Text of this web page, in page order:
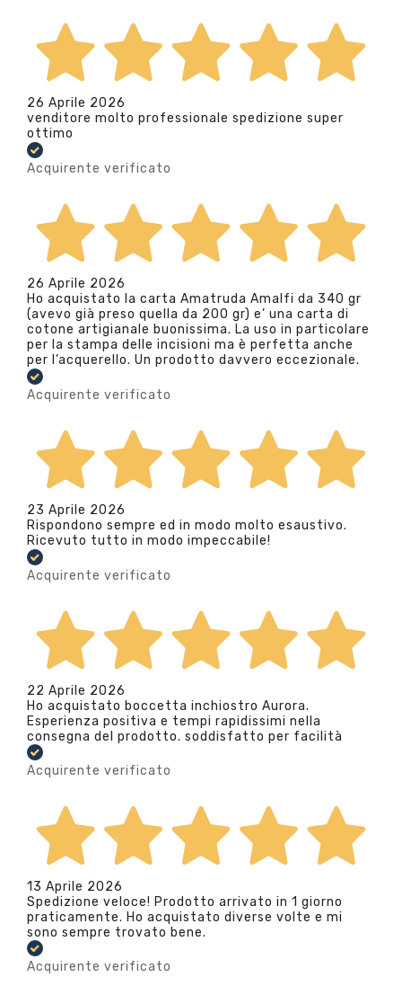
26 Aprile 2026
venditore molto professionale spedizione super
ottimo
Acquirente verificato
26 Aprile 2026
Ho acquistato la carta Amatruda Amalfi da 340 gr
(avevo già preso quella da 200 gr) e’ una carta di
cotone artigianale buonissima. La uso in particolare
per la stampa delle incisioni ma è perfetta anche
per l’acquerello. Un prodotto davvero eccezionale.
Acquirente verificato
23 Aprile 2026
Rispondono sempre ed in modo molto esaustivo.
Ricevuto tutto in modo impeccabile!
Acquirente verificato
22 Aprile 2026
Ho acquistato boccetta inchiostro Aurora.
Esperienza positiva e tempi rapidissimi nella
consegna del prodotto. soddisfatto per facilità
Acquirente verificato
13 Aprile 2026
Spedizione veloce! Prodotto arrivato in 1 giorno
praticamente. Ho acquistato diverse volte e mi
sono sempre trovato bene.
Acquirente verificato